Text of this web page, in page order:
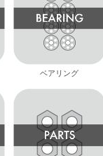
ベアリング